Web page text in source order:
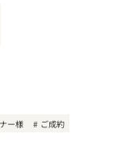
ー様
ご成約